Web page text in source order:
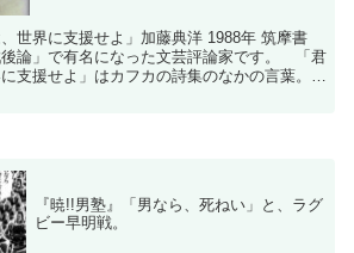
、世界に支援せよ」加藤典洋 1988年 筑摩書
論」で有名になった文芸評論家です。 「君
支援せよ」はカフカの詩集のなかの言葉。
『暁!!男塾』「男なら、死ねい」と、ラグ
ビー早明戦。